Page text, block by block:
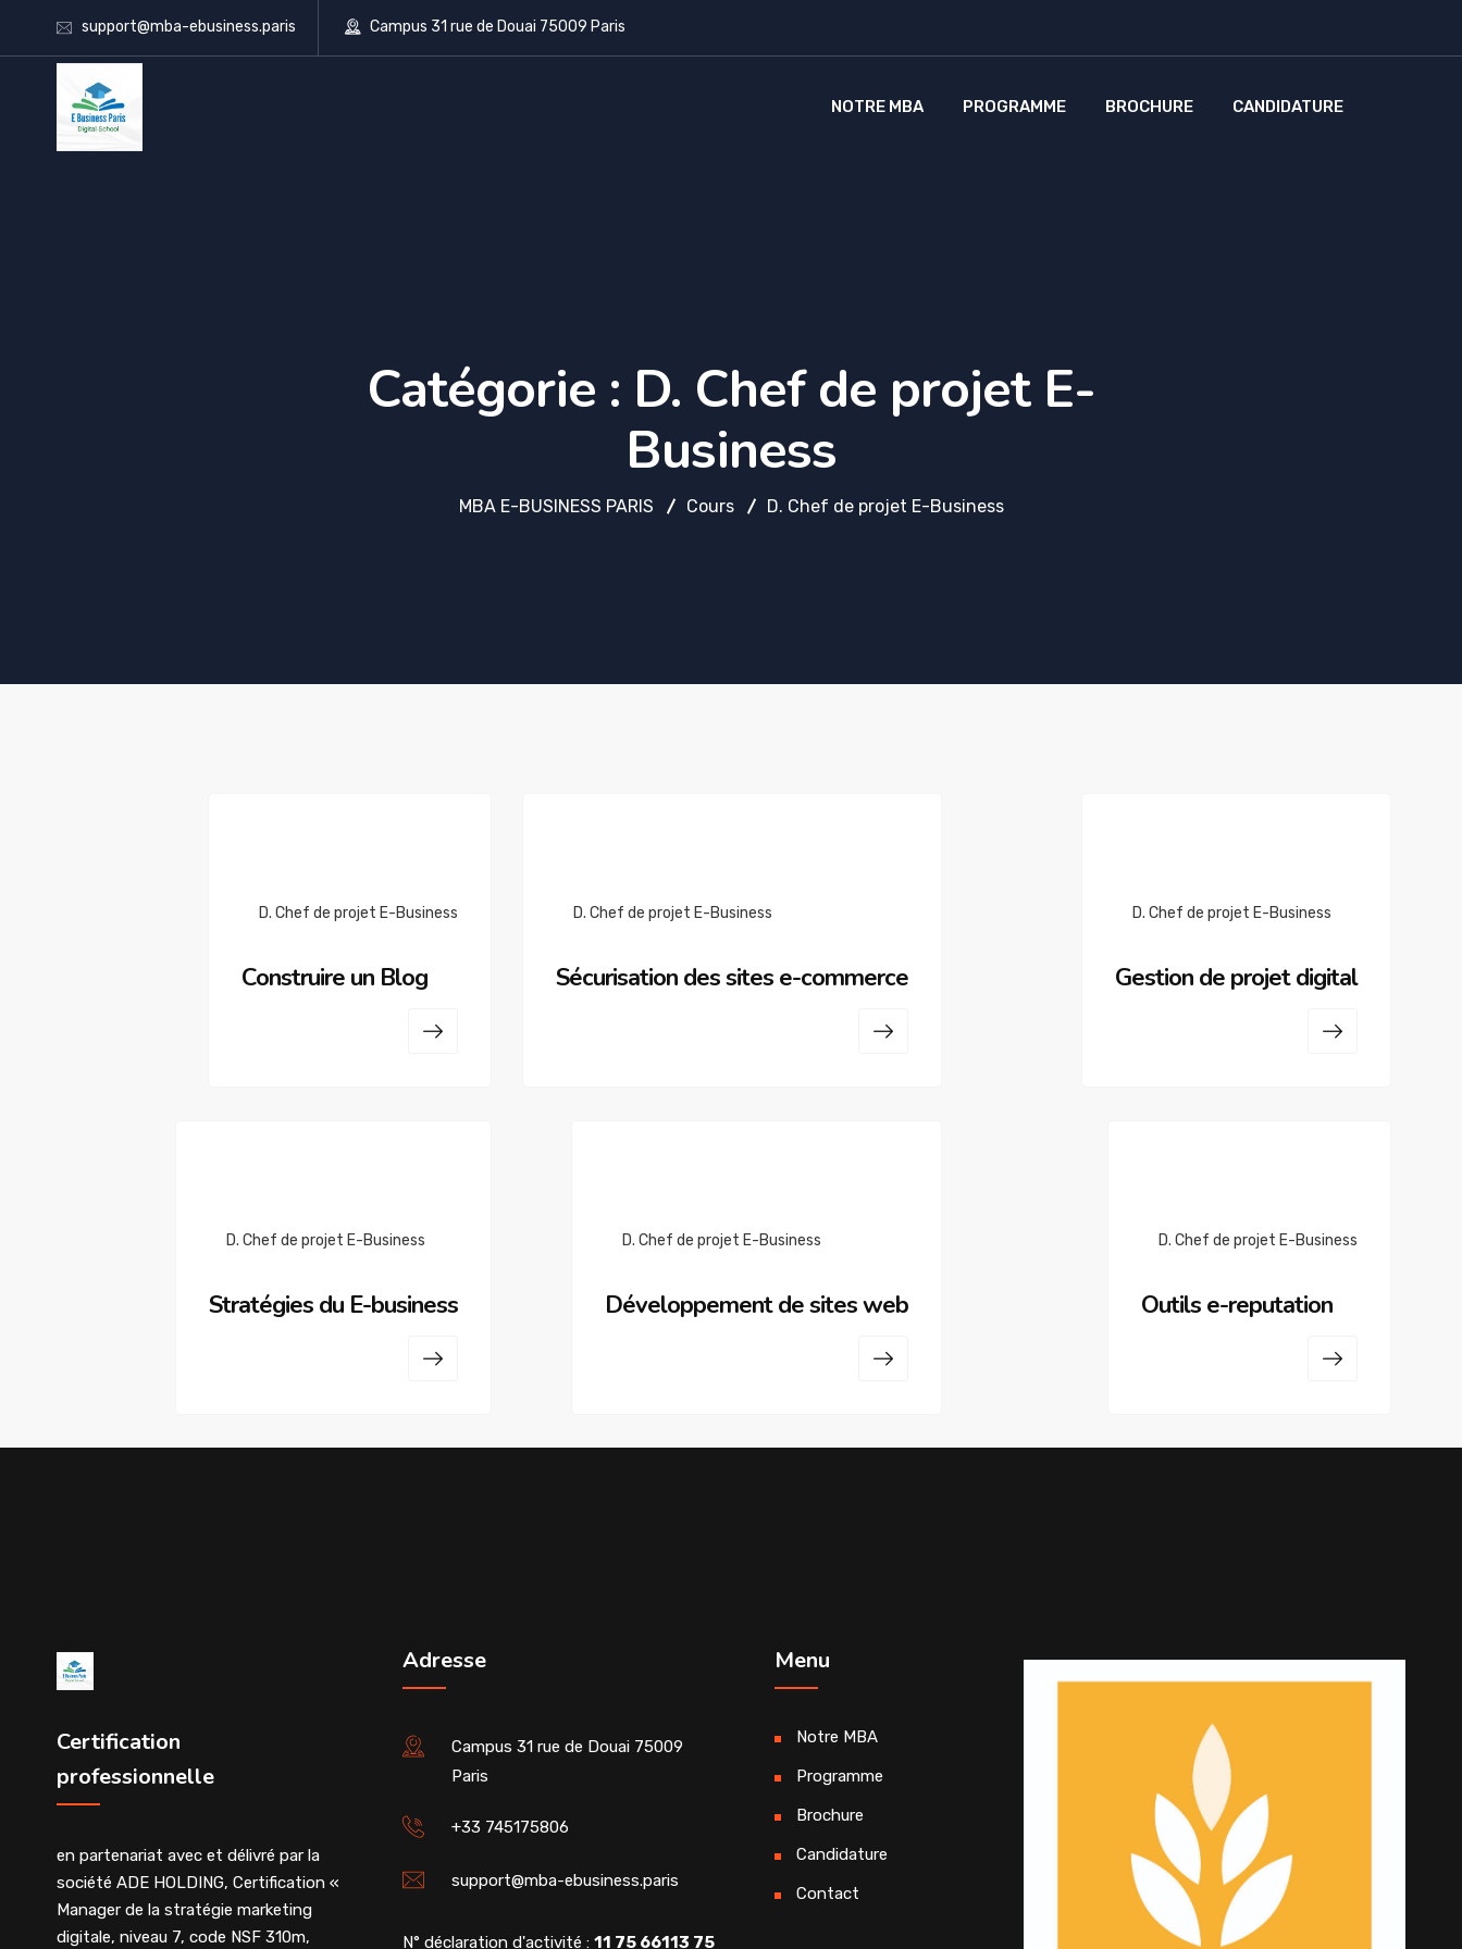
support@mba-ebusiness.paris Campus 31 rue de Douai 75009 Paris
NOTRE MBA PROGRAMME BROCHURE CANDIDATURE
Catégorie : D. Chef de projet E-
Business
MBA E-BUSINESS PARIS Cours D. Chef de projet E-Business
D. Chef de projet E-Business
Construire un Blog
D. Chef de projet E-Business
Sécurisation des sites e-commerce
D. Chef de projet E-Business
Gestion de projet digital
D. Chef de projet E-Business
Stratégies du E-business
D. Chef de projet E-Business
Développement de sites web
D. Chef de projet E-Business
Outils e-reputation
Certification
professionnelle
en partenariat avec et délivré par la
société ADE HOLDING, Certification «
Manager de la stratégie marketing
digitale, niveau 7, code NSF 310m,
Adresse
Campus 31 rue de Douai 75009
Paris
+33 745175806
support@mba-ebusiness.paris
N° déclaration d'activité : 11 75 66113 75
Menu
Notre MBA
Programme
Brochure
Candidature
Contact